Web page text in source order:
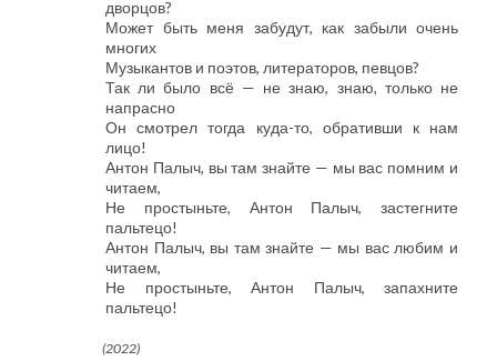
дворцов?
Может быть меня забудут, как забыли очень
многих
Музыкантов и поэтов, литераторов, певцов?
Так ли было всё — не знаю, знаю, только не
напрасно
Он смотрел тогда куда-то, обративши к нам
лицо!
Антон Палыч, вы там знайте — мы вас помним и
читаем,
Не простыньте, Антон Палыч, застегните
пальтецо!
Антон Палыч, вы там знайте — мы вас любим и
читаем,
Не простыньте, Антон Палыч, запахните
пальтецо!
(2022)